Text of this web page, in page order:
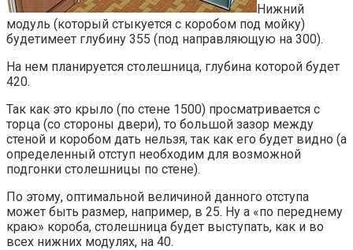
Нижний
модуль (который стыкуется с коробом под мойку)
будетимеет глубину 355 (под направляющую на 300).
На нем планируется столешница, глубина которой будет
420.
Так как это крыло (по стене 1500) просматривается с
торца (со стороны двери), то большой зазор между
стеной и коробом дать нельзя, так как его будет видно (а
определенный отступ необходим для возможной
подгонки столешницы по стене).
По этому, оптимальной величиной данного отступа
может быть размер, например, в 25. Ну а «по переднему
краю» короба, столешница будет выступать, как и во
всех нижних модулях, на 40.